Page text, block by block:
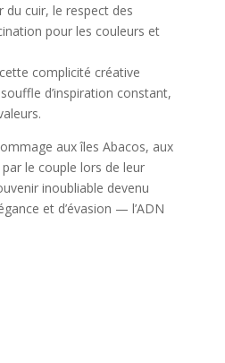
du cuir, le respect des
pour les couleurs et
complicité créative
d’inspiration constant,
aux îles Abacos, aux
le couple lors de leur
inoubliable devenu
et d’évasion — l’ADN